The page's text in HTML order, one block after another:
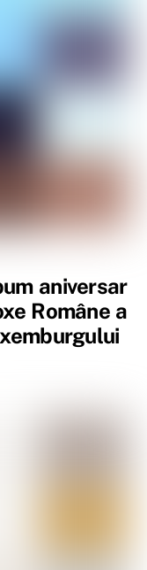
aniversar
Române a